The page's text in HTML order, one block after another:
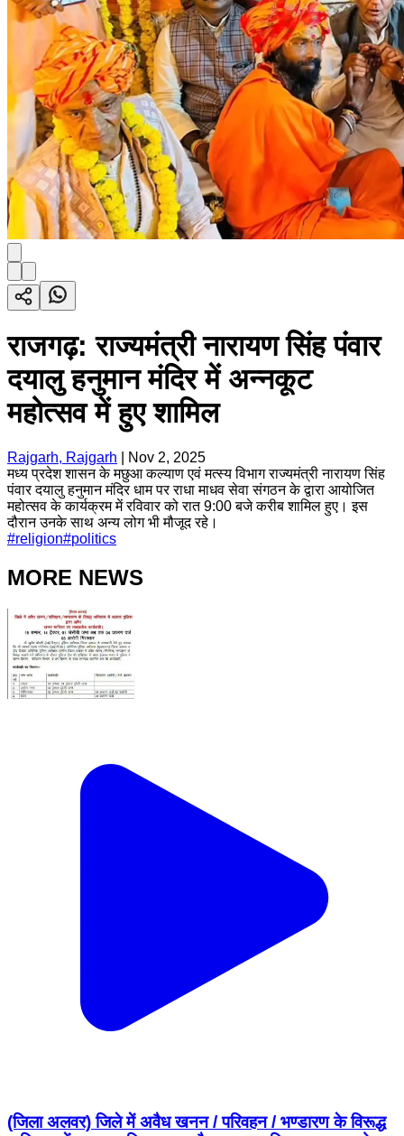
राजगढ़: राज्यमंत्री नारायण सिंह पंवार
दयालु हनुमान मंदिर में अन्नकूट
महोत्सव में हुए शामिल
Rajgarh, Rajgarh
Nov 2, 2025
मध्य प्रदेश शासन के मछुआ कल्याण एवं मत्स्य विभाग राज्यमंत्री नारायण सिंह
पंवार दयालु हनुमान मंदिर धाम पर राधा माधव सेवा संगठन के द्वारा आयोजित
महोत्सव के कार्यक्रम में रविवार को रात 9:00 बजे करीब शामिल हुए। इस
दौरान उनके साथ अन्य लोग भी मौजूद रहे।
#religion#politics
MORE NEWS
(जिला अलवर) जिले में अवैध खनन / परिवहन / भण्डारण के विरूद्ध